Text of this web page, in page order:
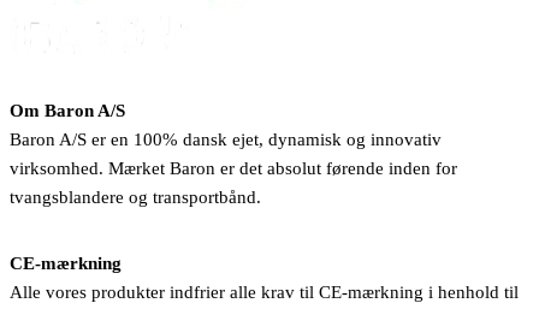
Om Baron A/S
Baron A/S er en 100% dansk ejet, dynamisk og innovativ
virksomhed. Mærket Baron er det absolut førende inden for
tvangsblandere og transportbånd.
CE-mærkning
Alle vores produkter indfrier alle krav til CE-mærkning i henhold til